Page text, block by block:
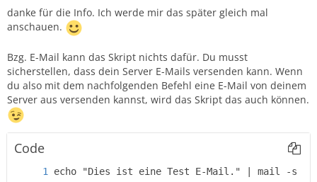
danke für die Info. Ich werde mir das später gleich mal
anschauen.
Bzg. E-Mail kann das Skript nichts dafür. Du musst
sicherstellen, dass dein Server E-Mails versenden kann. Wenn
du also mit dem nachfolgenden Befehl eine E-Mail von deinem
Server aus versenden kannst, wird das Skript das auch können.
Code
echo "Dies ist eine Test E-Mail." | mail -s